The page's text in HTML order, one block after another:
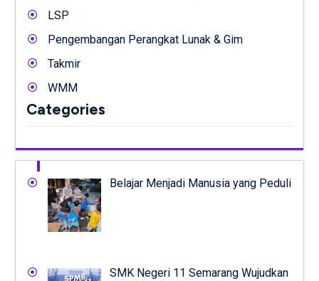
LSP
Pengembangan Perangkat Lunak & Gim
Takmir
WMM
Categories
Belajar Menjadi Manusia yang Peduli
SMK Negeri 11 Semarang Wujudkan